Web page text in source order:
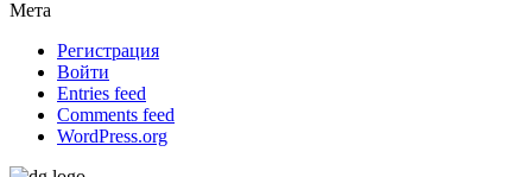
Мета
Регистрация
Войти
Entries feed
Comments feed
WordPress.org